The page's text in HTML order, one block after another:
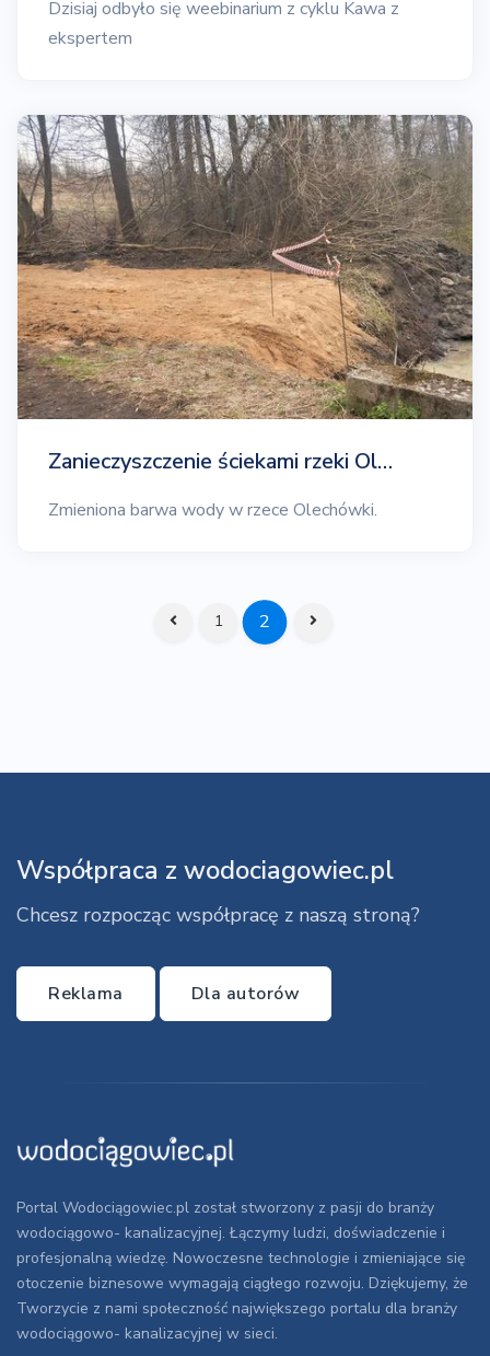
Dzisiaj odbyło się weebinarium z cyklu Kawa z
ekspertem
Zanieczyszczenie ściekami rzeki Ol…
Zmieniona barwa wody w rzece Olechówki.
1 2
Współpraca z wodociagowiec.pl
Chcesz rozpocząc współpracę z naszą stroną?
Reklama Dla autorów
Portal Wodociągowiec.pl został stworzony z pasji do branży
wodociągowo- kanalizacyjnej. Łączymy ludzi, doświadczenie i
profesjonalną wiedzę. Nowoczesne technologie i zmieniające się
otoczenie biznesowe wymagają ciągłego rozwoju. Dziękujemy, że
Tworzycie z nami społeczność największego portalu dla branży
wodociągowo- kanalizacyjnej w sieci.